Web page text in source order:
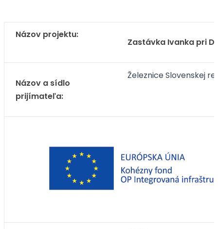
Názov projektu:
Zastávka Ivanka pri
Názov a sídlo
prijímateľa:
Železnice Slovenskej